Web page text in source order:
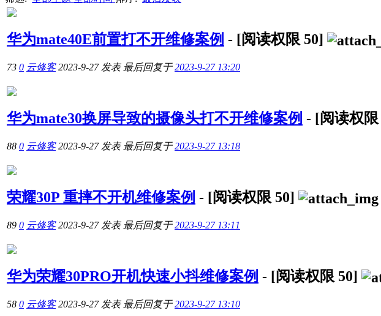
华为mate40E前置打不开维修案例 - [阅读权限 50]
73 0 云修客 2023-9-27发表 最后回复于2023-9-27 13:20
华为mate30换屏导致的摄像头打不开维修案例 - [阅读权限
88 0 云修客 2023-9-27发表 最后回复于2023-9-27 13:18
荣耀30P 重摔不开机维修案例 - [阅读权限 50]
89 0 云修客 2023-9-27发表 最后回复于2023-9-27 13:11
华为荣耀30PRO开机快速小抖维修案例 - [阅读权限 50]
58 0 云修客 2023-9-27发表 最后回复于2023-9-27 13:10